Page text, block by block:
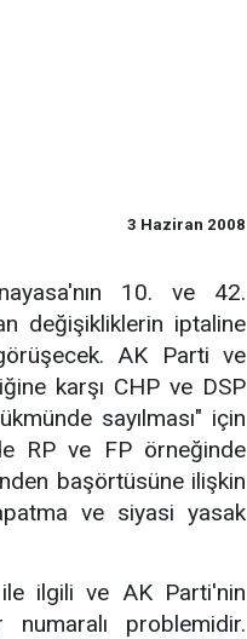
3 Haziran 2008
10. ve 42.
değişikliklerin iptaline
AK Parti ve
karşı CHP ve DSP
sayılması" için
RP ve FP örneğinde
başörtüsüne ilişkin
ve siyasi yasak
ilgili ve AK Parti'nin
problemidir.